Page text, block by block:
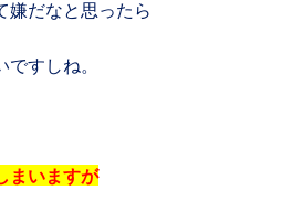
嫌だなと思ったら
すしね。
まいますが